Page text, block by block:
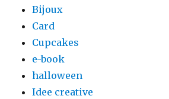
Bijoux
Card
Cupcakes
e-book
halloween
Idee creative